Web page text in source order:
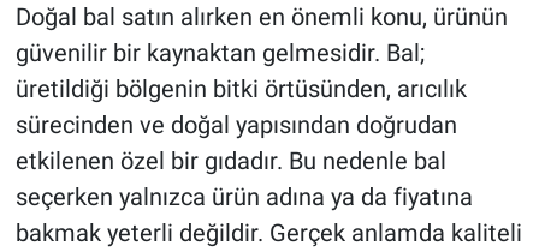
Doğal bal satın alırken en önemli konu, ürünün
güvenilir bir kaynaktan gelmesidir. Bal;
üretildiği bölgenin bitki örtüsünden, arıcılık
sürecinden ve doğal yapısından doğrudan
etkilenen özel bir gıdadır. Bu nedenle bal
seçerken yalnızca ürün adına ya da fiyatına
bakmak yeterli değildir. Gerçek anlamda kaliteli
Çevre
Yerel
Magazin
Bilim ve Teknoloji